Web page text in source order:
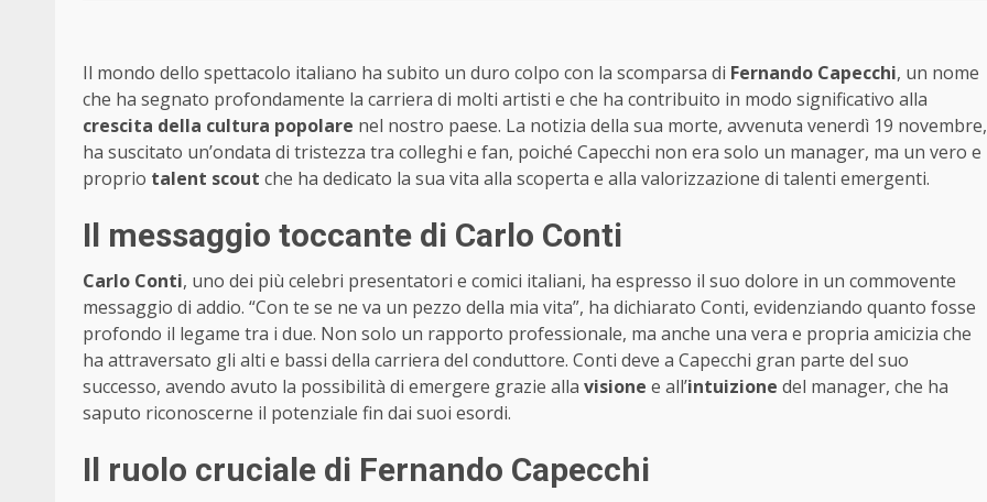
Il mondo dello spettacolo italiano ha subito un duro colpo con la scomparsa di Fernando Capecchi, un nome
che ha segnato profondamente la carriera di molti artisti e che ha contribuito in modo significativo alla
crescita della cultura popolare nel nostro paese. La notizia della sua morte, avvenuta venerdì 19 novembre,
ha suscitato un’ondata di tristezza tra colleghi e fan, poiché Capecchi non era solo un manager, ma un vero e
proprio talent scout che ha dedicato la sua vita alla scoperta e alla valorizzazione di talenti emergenti.
Il messaggio toccante di Carlo Conti
Carlo Conti, uno dei più celebri presentatori e comici italiani, ha espresso il suo dolore in un commovente
messaggio di addio. “Con te se ne va un pezzo della mia vita”, ha dichiarato Conti, evidenziando quanto fosse
profondo il legame tra i due. Non solo un rapporto professionale, ma anche una vera e propria amicizia che
ha attraversato gli alti e bassi della carriera del conduttore. Conti deve a Capecchi gran parte del suo
successo, avendo avuto la possibilità di emergere grazie alla visione e all’intuizione del manager, che ha
saputo riconoscerne il potenziale fin dai suoi esordi.
Il ruolo cruciale di Fernando Capecchi